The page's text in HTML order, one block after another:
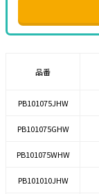
品番
PB101075JHW
PB101075GHW
PB101075WHW
PB101010JHW